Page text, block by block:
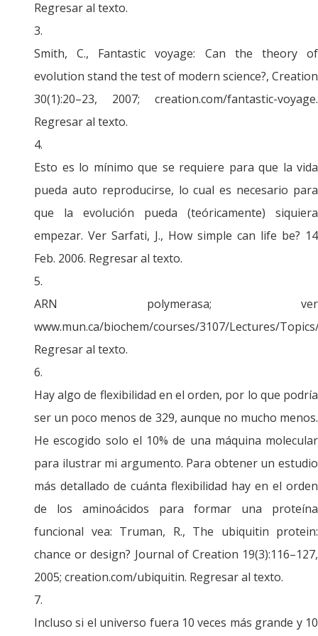
Regresar al texto.
Smith, C., Fantastic voyage: Can the theory of
evolution stand the test of modern science?, Creation
30(1):20–23, 2007; creation.com/fantastic-voyage.
Regresar al texto.
Esto es lo mínimo que se requiere para que la vida
pueda auto reproducirse, lo cual es necesario para
que la evolución pueda (teóricamente) siquiera
empezar. Ver Sarfati, J., How simple can life be? 14
Feb. 2006. Regresar al texto.
ARN polymerasa; ver
www.mun.ca/biochem/courses/3107/Lectures/
Regresar al texto.
Hay algo de flexibilidad en el orden, por lo que podría
ser un poco menos de 329, aunque no mucho menos.
He escogido solo el 10% de una máquina molecular
para ilustrar mi argumento. Para obtener un estudio
más detallado de cuánta flexibilidad hay en el orden
de los aminoácidos para formar una proteína
funcional vea: Truman, R., The ubiquitin protein:
chance or design? Journal of Creation 19(3):116–127,
2005; creation.com/ubiquitin. Regresar al texto.
Incluso si el universo fuera 10 veces más grande y 10